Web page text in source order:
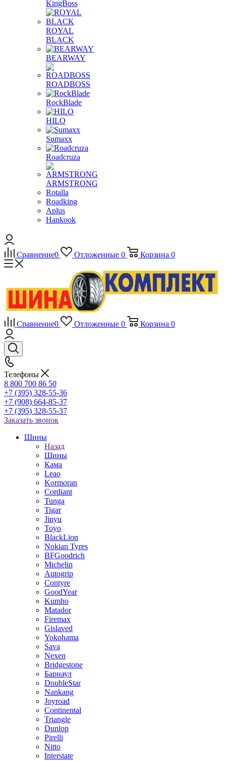
KingBoss
ROYAL
BLACK
BEARWAY
ROADBOSS
RockBlade
HILO
Sumaxx
Roadcruza
ARMSTRONG
Rotalla
Roadking
Aplus
Hankook
Сравнение0 Отложенные 0 Корзина 0
Сравнение0 Отложенные 0 Корзина 0
Телефоны
8 800 700 86 50
+7 (395) 328-55-36
+7 (908) 664-85-37
+7 (395) 328-55-37
Заказать звонок
Шины
Назад
Шины
Кама
Leao
Kormoran
Cordiant
Tunga
Tigar
Jinyu
Toyo
BlackLion
Nokian Tyres
BFGoodrich
Michelin
Autogrip
Contyre
GoodYear
Kumho
Matador
Firemax
Gislaved
Yokohama
Sava
Nexen
Bridgestone
Барнаул
DoubleStar
Nankang
Joyroad
Continental
Triangle
Dunlop
Pirelli
Nitto
Interstate